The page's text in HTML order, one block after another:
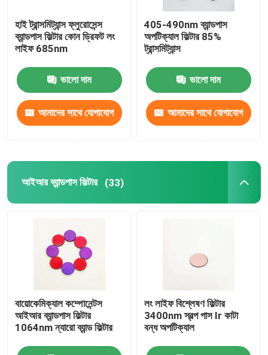
হাই ট্রান্সমিট্যান্স ফ্লুরোসেন্স
ব্যান্ডপাস ফিল্টার কোন ড্রিফট লং
লাইফ 685nm
ভালো দাম
আমাদের সাথে যোগাযোগ
405-490nm ব্যান্ডপাস
অপটিক্যাল ফিল্টার 85%
ট্রান্সমিট্যান্স
ভালো দাম
আমাদের সাথে যোগাযোগ
আইআর ব্যান্ডপাস ফিল্টার (33)
বায়োকেমিক্যাল কম্পোনেন্টস
আইআর ব্যান্ডপাস ফিল্টার
1064nm ন্যারো ব্যান্ড ফিল্টার
লং লাইফ বিশ্লেষণ ফিল্টার
3400nm স্বল্প পাস Ir কাটা
বন্ধ অপটিক্যাল